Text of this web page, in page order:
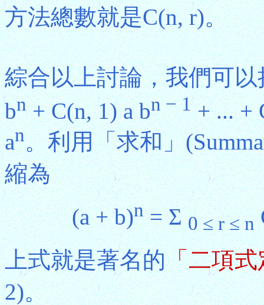
方法總數就是C(n, r)。
綜合以上討論，我們可以
bn+ C(n, 1) a bn − 1+ ... +
an。利用「求和」
縮為
(a + b)n= Σ0 ≤ r ≤ n
上式就是著名的「二項式
2)。